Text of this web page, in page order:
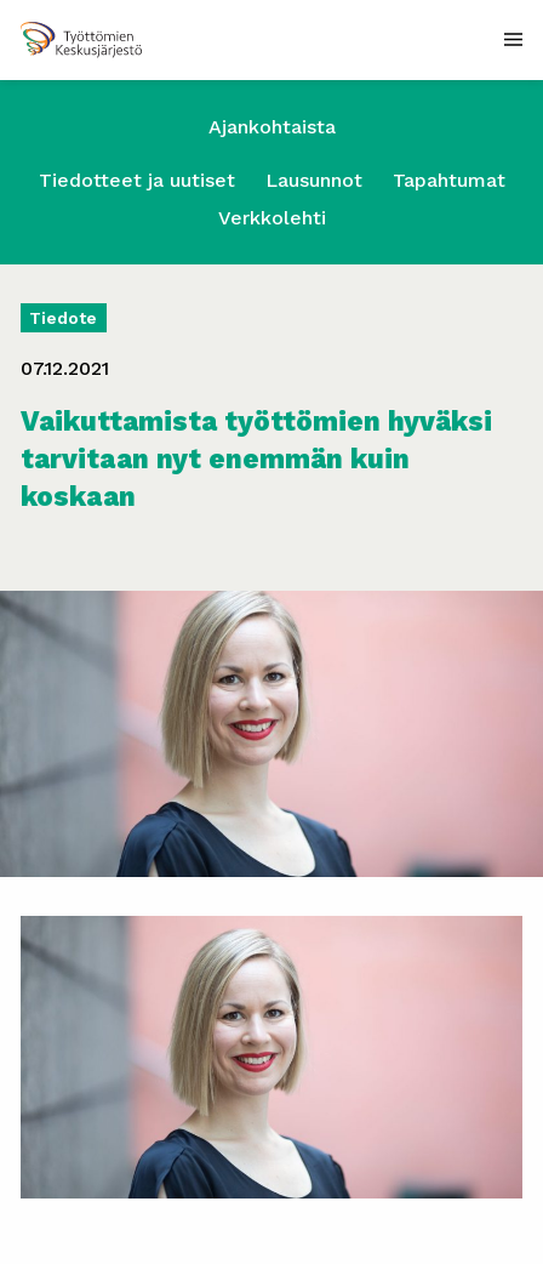
Ajankohtaista
Tiedotteet ja uutiset Lausunnot
Tapahtumat
Verkkolehti
Tiedote
07.12.2021
Vaikuttamista työttömien hyväksi
tarvitaan nyt enemmän kuin
koskaan